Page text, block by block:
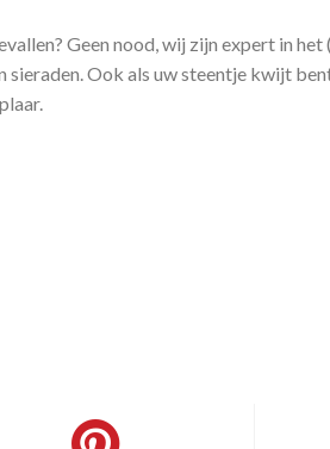
Geen nood, wij zijn expert in
sieraden. Ook als uw steentje kwijt